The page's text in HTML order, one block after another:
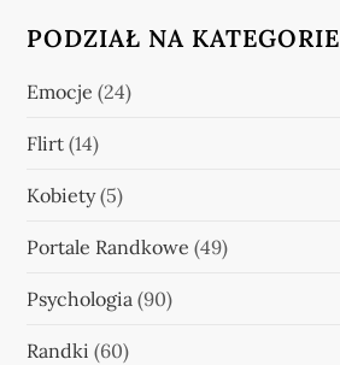
PODZIAŁ NA KATEGORIE
Emocje (24)
Flirt (14)
Kobiety(5)
Portale Randkowe (49)
Psychologia (90)
Randki (60)